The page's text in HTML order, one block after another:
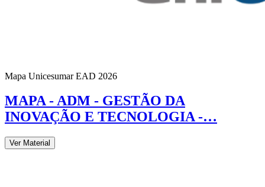
Mapa Unicesumar EAD 2026
MAPA - ADM - GESTÃO DA
INOVAÇÃO E TECNOLOGIA -…
Ver Material